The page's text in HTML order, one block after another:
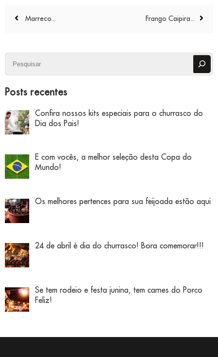
de
Marreco... Frango Caipira...
Pesquisar
Posts recentes
Confira nossos kits especiais para o churrasco do
Dia dos Pais!
E com vocês, a melhor seleção desta Copa do
Mundo!
Os melhores pertences para sua feijoada estão aqui
24 de abril é dia do churrasco! Bora comemorar!!!
Se tem rodeio e festa junina, tem carnes do Porco
Feliz!